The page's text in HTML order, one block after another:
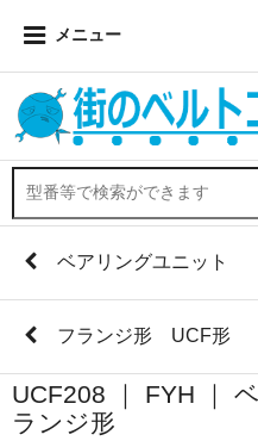
メニュー
ベアリングユニット
フランジ形 UCF形
UCF208 ｜ FYH ｜
ランジ形